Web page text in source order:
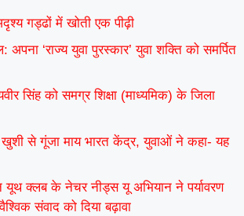
गड्ढों में खोती एक पीढ़ी
‘राज्य युवा पुरस्कार’ युवा शक्ति को समर्पित
सिंह को समग्र शिक्षा (माध्यमिक) के जिला
खुशी से गूंजा माय भारत केंद्र, युवाओं ने कहा- यह
यूथ क्लब के नेचर नीड्स यू अभियान ने पर्यावरण
संवाद को दिया बढ़ावा